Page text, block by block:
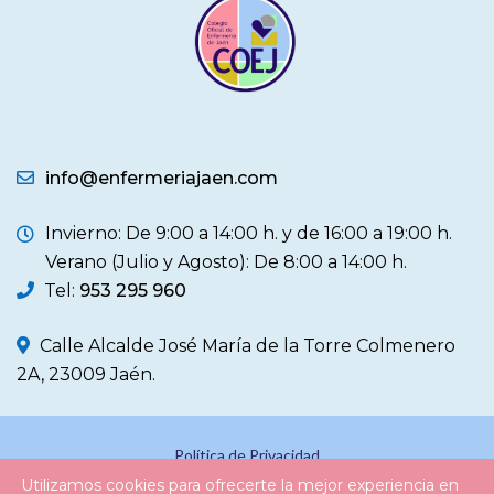
info@enfermeriajaen.com
Invierno: De 9:00 a 14:00 h. y de 16:00 a 19:00 h.
Verano (Julio y Agosto): De 8:00 a 14:00 h.
Tel: 953 295 960
Calle Alcalde José María de la Torre Colmenero
2A, 23009 Jaén.
Política de Privacidad
Política de Cookies
Utilizamos cookies para ofrecerte la mejor experiencia en